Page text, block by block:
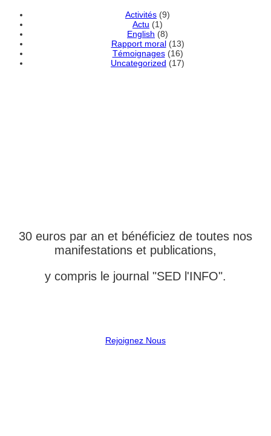
Activités (9)
Actu (1)
English (8)
Rapport moral(13)
Témoignages(16)
Uncategorized (17)
30 euros par an et bénéficiez de toutes nos
manifestations et publications,
y compris le journal "SED l'INFO".
Rejoignez Nous